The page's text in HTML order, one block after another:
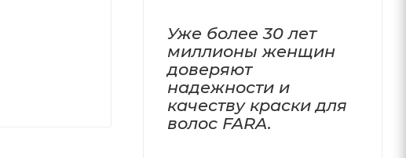
Уже более 30 лет
миллионы женщин
доверяют
надежности и
качеству краски для
волос FARA.